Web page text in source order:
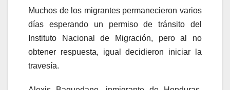
Muchos de los migrantes permanecieron varios
días esperando un permiso de tránsito del
Instituto Nacional de Migración, pero al no
obtener respuesta, igual decidieron iniciar la
travesía.